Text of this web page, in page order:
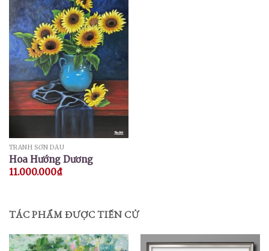
TRANH SƠN DẦU
Hoa Hướng Dương
11.000.000₫
TÁC PHẨM ĐƯỢC TIẾN CỬ